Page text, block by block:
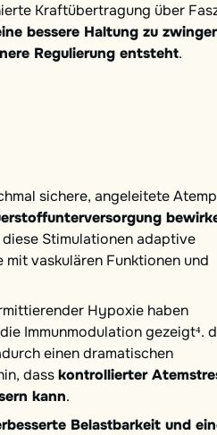
Kraftübertragung über
bessere Haltung zu
Regulierung entsteht.
sichere, angeleitete
Stimulationen adaptive
vaskulären Funktionen und
Hypoxie haben
Immunmodulation gezeigt⁴.
einen dramatischen
dasskontrollierter
kann.
Belastbarkeit und